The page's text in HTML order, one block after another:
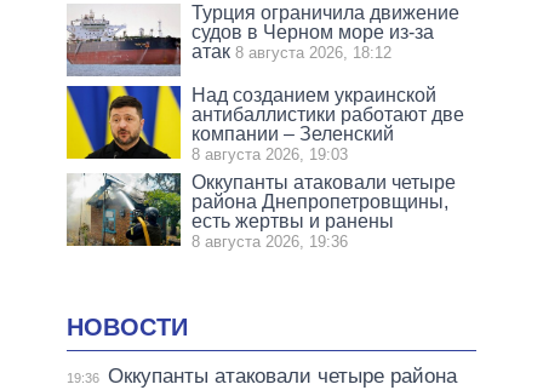
Турция ограничила движение
судов в Черном море из-за
атак 8 августа 2026, 18:12
Над созданием украинской
антибаллистики работают две
компании – Зеленский
8 августа 2026, 19:03
Оккупанты атаковали четыре
района Днепропетровщины,
есть жертвы и ранены
8 августа 2026, 19:36
НОВОСТИ
19:36 Оккупанты атаковали четыре района